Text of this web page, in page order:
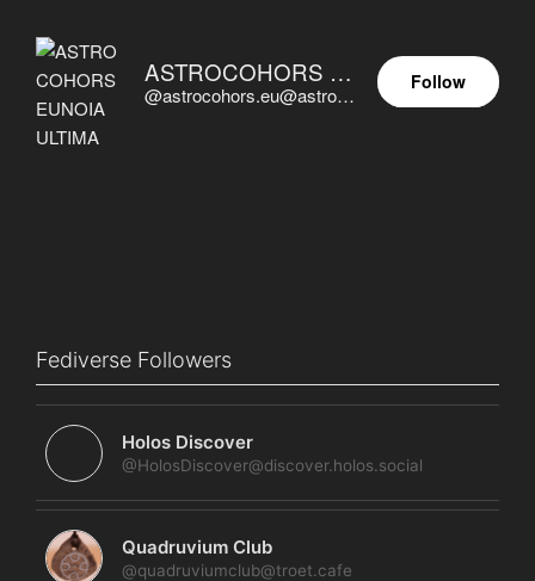
ASTROCOHORS EUNOIA ULTIMA
@astrocohors.eu@astrocohors.eu
Follow
Fediverse Followers
Holos Discover
@HolosDiscover@discover.holos.social
Quadruvium Club
@quadruviumclub@troet.cafe